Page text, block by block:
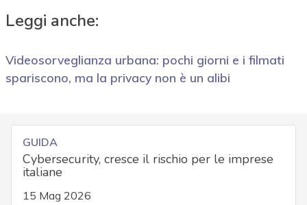
Leggi anche:
Videosorveglianza urbana: pochi giorni e i filmati
spariscono, ma la privacy non è un alibi
GUIDA
Cybersecurity, cresce il rischio per le imprese
italiane
15 Mag 2026